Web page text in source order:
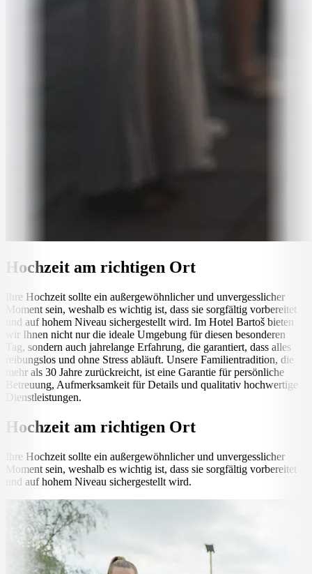
Hochzeit am richtigen Ort
Ihre Hochzeit sollte ein außergewöhnlicher und unvergesslicher
Moment sein, weshalb es wichtig ist, dass sie sorgfältig vorbereitet
und auf hohem Niveau sichergestellt wird. Im Hotel Bartoš bieten
wir Ihnen nicht nur die ideale Umgebung für diesen besonderen
Tag, sondern auch jahrelange Erfahrung, die garantiert, dass alles
reibungslos und ohne Stress abläuft. Unsere Familientradition, die
mehr als 30 Jahre zurückreicht, ist eine Garantie für persönliche
Betreuung, Aufmerksamkeit für Details und qualitativ hochwertige
Dienstleistungen.
Hochzeit am richtigen Ort
Ihre Hochzeit sollte ein außergewöhnlicher und unvergesslicher
Moment sein, weshalb es wichtig ist, dass sie sorgfältig vorbereitet
und auf hohem Niveau sichergestellt wird.